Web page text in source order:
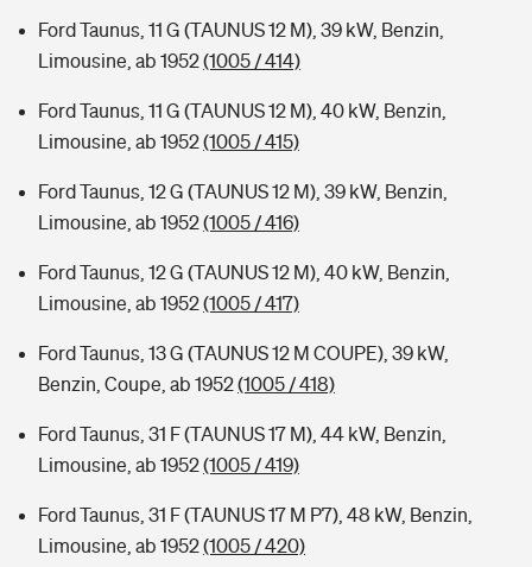
Ford Taunus, 11 G (TAUNUS 12 M), 39 kW, Benzin,
Limousine, ab 1952(1005 / 414)
Ford Taunus, 11 G (TAUNUS 12 M), 40 kW, Benzin,
Limousine, ab 1952(1005 / 415)
Ford Taunus, 12 G (TAUNUS 12 M), 39 kW, Benzin,
Limousine, ab 1952(1005 / 416)
Ford Taunus, 12 G (TAUNUS 12 M), 40 kW, Benzin,
Limousine, ab 1952(1005 / 417)
Ford Taunus, 13 G (TAUNUS 12 M COUPE), 39 kW,
Benzin, Coupe, ab 1952(1005 / 418)
Ford Taunus, 31 F (TAUNUS 17 M), 44 kW, Benzin,
Limousine, ab 1952(1005 / 419)
Ford Taunus, 31 F (TAUNUS 17 M P7), 48 kW, Benzin,
Limousine, ab 1952(1005 / 420)